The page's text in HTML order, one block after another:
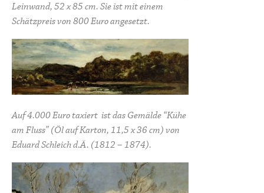
Leinwand, 52 x 85 cm. Sie ist mit einem
Schätzpreis von 800 Euro angesetzt.
Auf 4.000 Euro taxiert ist das Gemälde “Kühe
am Fluss” (Öl auf Karton, 11,5 x 36 cm) von
Eduard Schleich d.Ä. (1812 – 1874).